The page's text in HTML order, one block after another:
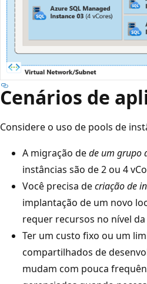
Cenários de
Considere o uso de pools de
A migração dede um grupo
instâncias são de 2 ou 4
Você precisa decriação de
implantação de um novo
requer recursos no nível
Ter um custo fixo ou um
compartilhados de
mudam com pouca